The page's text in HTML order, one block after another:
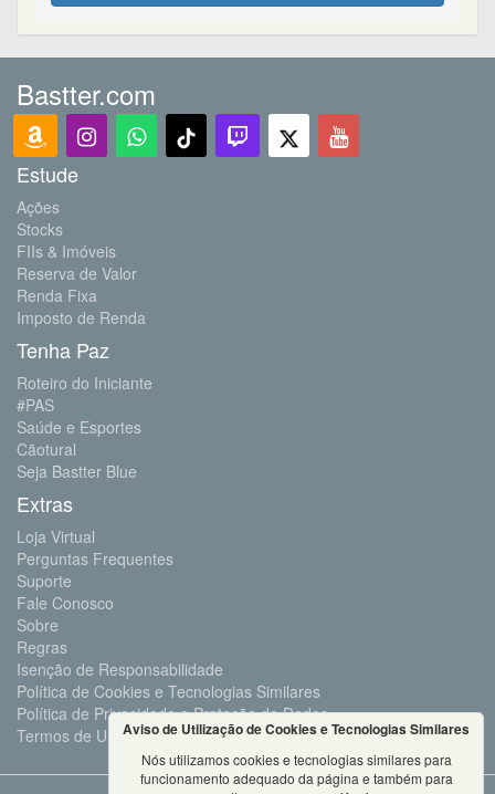
Bastter.com
Estude
Ações
Stocks
FIIs & Imóveis
Reserva de Valor
Renda Fixa
Imposto de Renda
Tenha Paz
Roteiro do Iniciante
#PAS
Saúde e Esportes
Cãotural
Seja Bastter Blue
Extras
Loja Virtual
Perguntas Frequentes
Suporte
Fale Conosco
Sobre
Regras
Isenção de Responsabilidade
Política de Cookies e Tecnologias Similares
Política de Privacidade e Proteção de Dados
Termos de UsoAviso de Utilização de Cookies e Tecnologias Similares
Nós utilizamos cookies e tecnologias similares para
funcionamento adequado da página e também para